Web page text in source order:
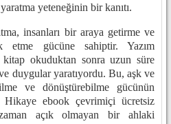
yeteneğinin bir kanıtı.
insanları bir araya getirme ve
etme gücüne sahiptir. Yazım
okuduktan sonra uzun süre
duygular yaratıyordu. Bu, aşk ve
ve dönüştürebilme gücünün
Hikaye ebook çevrimiçi ücretsiz
açık olmayan bir ahlaki